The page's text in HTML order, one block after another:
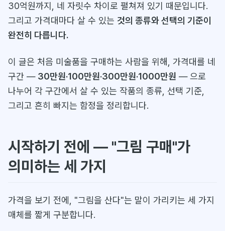
30억원까지, 네 자릿수 차이로 펼쳐져 있기 때문입니다.
그리고 가격대마다 살 수 있는 것의 종류와 선택의 기준이
완전히 다릅니다.
이 글은 처음 미술품을 구매하는 사람을 위해, 가격대를 네
구간 — 30만원·100만원·300만원·1000만원 — 으로
나누어 각 구간에서 살 수 있는 작품의 종류, 선택 기준,
그리고 흔히 빠지는 함정을 정리합니다.
시작하기 전에 — "그림 구매"가
의미하는 세 가지
가격을 보기 전에, "그림을 산다"는 말이 가리키는 세 가지
매체를 짧게 구분합니다.